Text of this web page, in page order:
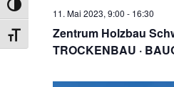
UMSCHALTEN AUF HOHE
SCHRIFT VERGRÖSSERN
Zentrum Holzbau
TROCKENBAU ·
11. Mai 2023, 9:00 - 16:30